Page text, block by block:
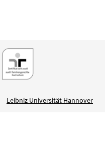
Leibniz Universität Hannover